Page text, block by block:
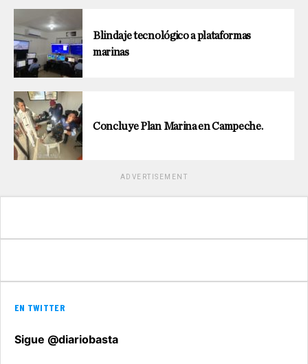
Blindaje tecnológico a plataformas
marinas
Concluye Plan Marina en Campeche.
ADVERTISEMENT
EN TWITTER
Sigue @diariobasta